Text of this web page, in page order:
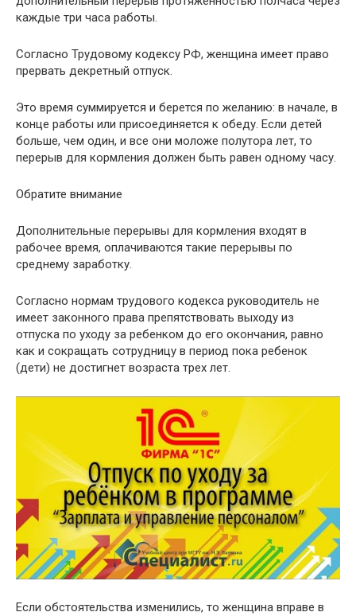
каждые три часа работы.
Согласно Трудовому кодексу РФ, женщина имеет право
прервать декретный отпуск.
Это время суммируется и берется по желанию: в начале, в
конце работы или присоединяется к обеду. Если детей
больше, чем один, и все они моложе полутора лет, то
перерыв для кормления должен быть равен одному часу.
Обратите внимание
Дополнительные перерывы для кормления входят в
рабочее время, оплачиваются такие перерывы по
среднему заработку.
Согласно нормам трудового кодекса руководитель не
имеет законного права препятствовать выходу из
отпуска по уходу за ребенком до его окончания, равно
как и сокращать сотрудницу в период пока ребенок
(дети) не достигнет возраста трех лет.
Если обстоятельства изменились, то женщина вправе в